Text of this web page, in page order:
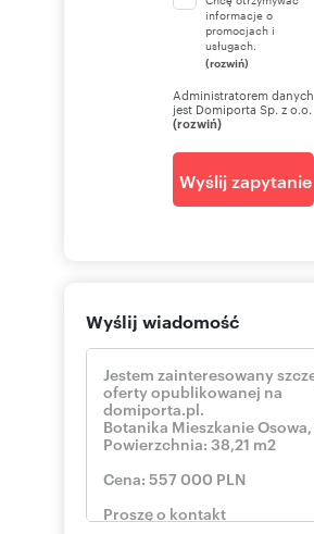
informacje o
promocjach i
usługach.
(rozwiń)
Administratorem danych
jest Domiporta Sp. z o.o.
(rozwiń)
Wyślij zapytanie
Wyślij wiadomość